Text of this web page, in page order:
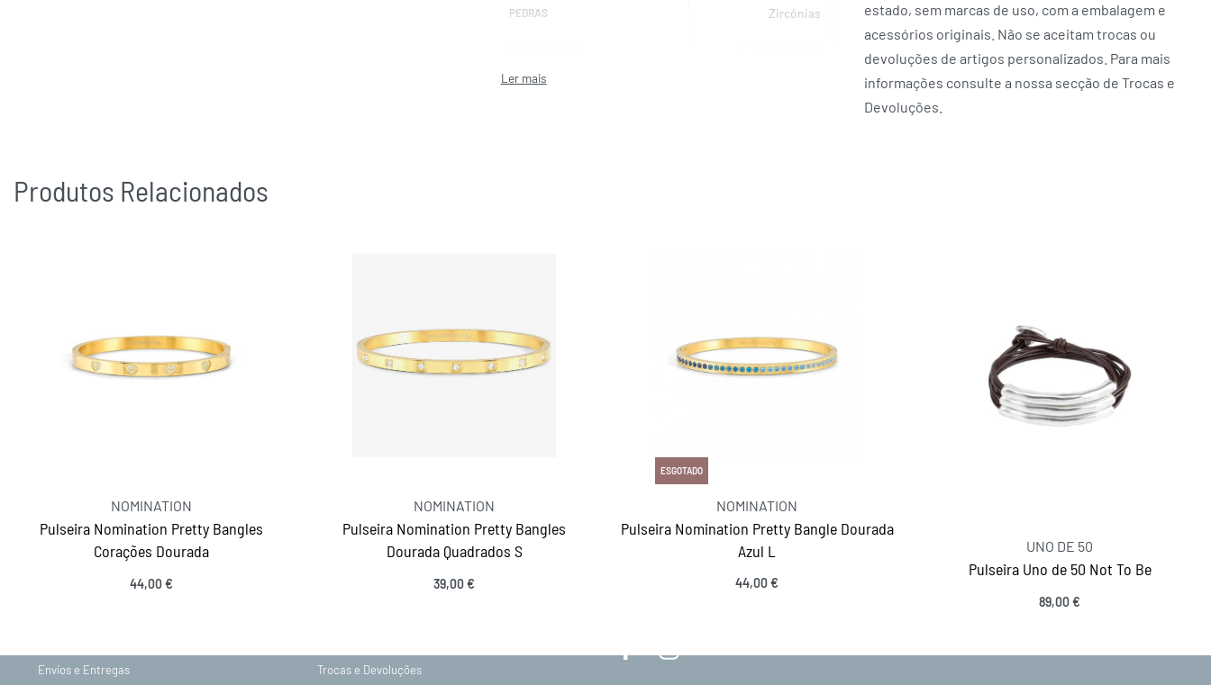
PEDRAS Zircónias
MARCAS
estado, sem marcas de uso, com a embalagem e
acessórios originais. Não se aceitam trocas ou
devoluções de artigos personalizados. Para mais
informações consulte a nossa secção de Trocas e
Devoluções.
Produtos Relacionados
NOMINATION
Pulseira Nomination Pretty Bangles
Corações Dourada
44,00€
NOMINATION
Pulseira Nomination Pretty Bangles
Dourada Quadrados S
39,00€
ESGOTADO
NOMINATION
Pulseira Nomination Pretty Bangle Dourada
Azul L
44,00€
UNO DE 50
Pulseira Uno de 50 Not To Be
89,00€
Envios e Entregas
Trocas e Devoluções
MANTENHA-SE EM CONTACTO